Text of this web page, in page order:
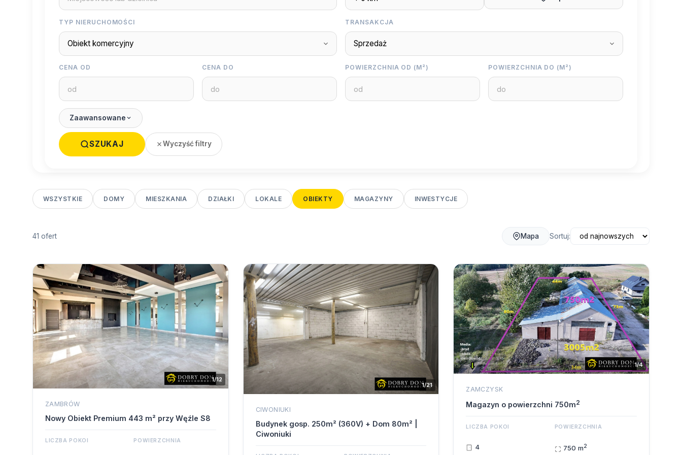
TYP NIERUCHOMOŚCI TRANSAKCJA
CENA OD CENA DO POWIERZCHNIA OD (M²) POWIERZCHNIA DO (M²)
Zaawansowane
SZUKAJ Wyczyść filtry
WSZYSTKIE DOMY MIESZKANIA DZIAŁKI LOKALE OBIEKTY MAGAZYNY INWESTYCJE
41 ofert Mapa Sortuj:
1/12
ZAMBRÓW
Nowy Obiekt Premium 443 m² przy Węźle S8
LICZBA POKOI POWIERZCHNIA
1/21
CIWONIUKI
Budynek gosp. 250m² (360V) + Dom 80m² |
Ciwoniuki
1/4
ZAMCZYSK
Magazyn o powierzchni 750m2
LICZBA POKOI
4
POWIERZCHNIA
750 m2